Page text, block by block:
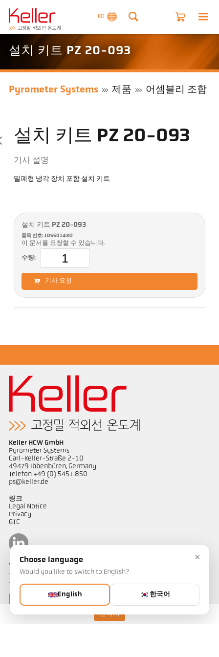
KO
연락처
설치 키트 PZ 20-093
Pyrometer Systems 제품 어셈블리 조합
설치 키트 PZ 20-093
기사 설명
밀폐형 냉각 장치 포함 설치 키트
설치 키트 PZ 20-093
품목 번호: 1055014:KO
이 문서를 요청할 수 있습니다.
수량:
기사 요청
Keller HCW GmbH
Pyrometer Systems
Carl-Keller-Straße 2-10
49479 Ibbenbüren, Germany
Telefon +49 (0) 5451 850
ps@keller.de
링크
Legal Notice
Privacy
GTC
연락하다
온도 측정 솔루션에 대해 궁금한 점이 있으신가요? 저희 팀이 기꺼이
도와드리겠습니다.
연락하기
×
Choose language
Would you like to switch to English?
English 한국어